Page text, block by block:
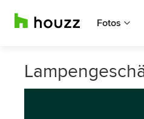
Fotos